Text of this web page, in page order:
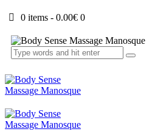
0 items -0.00€ 0